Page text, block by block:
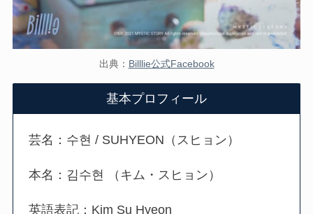
出典： Billlie公式Facebook
基本プロフィール
芸名：수현 / SUHYEON（スヒョン）
本名：김수현 （キム・スヒョン）
英語表記：Kim Su Hyeon